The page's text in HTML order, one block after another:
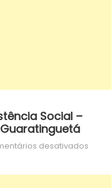
Social –
desativadosem